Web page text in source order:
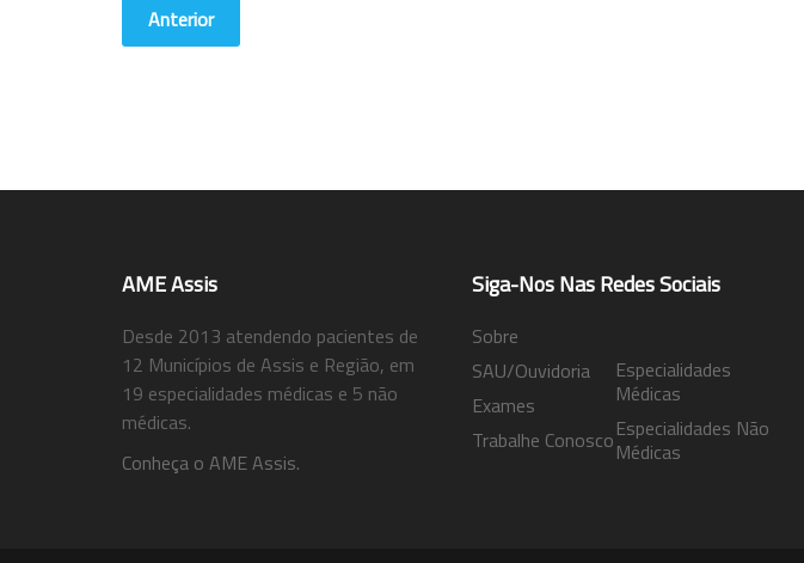
Anterior
AME Assis
Desde 2013 atendendo pacientes de
12 Municípios de Assis e Região, em
19 especialidades médicas e 5 não
médicas.
Conheça o AME Assis.
Siga-Nos Nas Redes Sociais
Sobre
SAU/Ouvidoria
Exames
Trabalhe Conosco
Especialidades
Médicas
Especialidades Não
Médicas